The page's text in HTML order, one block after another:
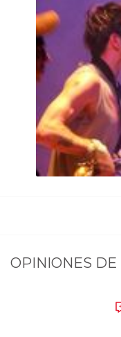
OPINIONES DE